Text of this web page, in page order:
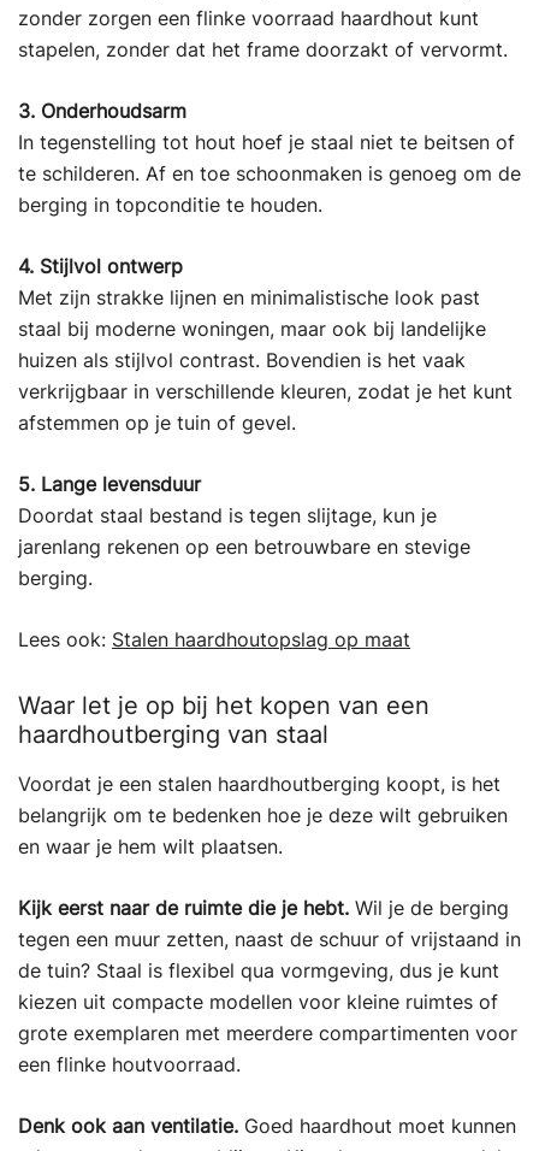
zonder zorgen een flinke voorraad haardhout kunt
stapelen, zonder dat het frame doorzakt of vervormt.
3. Onderhoudsarm
In tegenstelling tot hout hoef je staal niet te beitsen of
te schilderen. Af en toe schoonmaken is genoeg om de
berging in topconditie te houden.
4. Stijlvol ontwerp
Met zijn strakke lijnen en minimalistische look past
staal bij moderne woningen, maar ook bij landelijke
huizen als stijlvol contrast. Bovendien is het vaak
verkrijgbaar in verschillende kleuren, zodat je het kunt
afstemmen op je tuin of gevel.
5. Lange levensduur
Doordat staal bestand is tegen slijtage, kun je
jarenlang rekenen op een betrouwbare en stevige
berging.
Lees ook: Stalen haardhoutopslag op maat
Waar let je op bij het kopen van een
haardhoutberging van staal
Voordat je een stalen haardhoutberging koopt, is het
belangrijk om te bedenken hoe je deze wilt gebruiken
en waar je hem wilt plaatsen.
Kijk eerst naar de ruimte die je hebt. Wil je de berging
tegen een muur zetten, naast de schuur of vrijstaand in
de tuin? Staal is flexibel qua vormgeving, dus je kunt
kiezen uit compacte modellen voor kleine ruimtes of
grote exemplaren met meerdere compartimenten voor
een flinke houtvoorraad.
Denk ook aan ventilatie. Goed haardhout moet kunnen